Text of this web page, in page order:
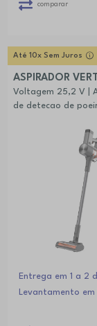
comparar
Até 10x Sem Juros
ASPIRADOR
Voltagem 25,2 V |
de detecao de
Entrega em 1 a 2
Levantamento em